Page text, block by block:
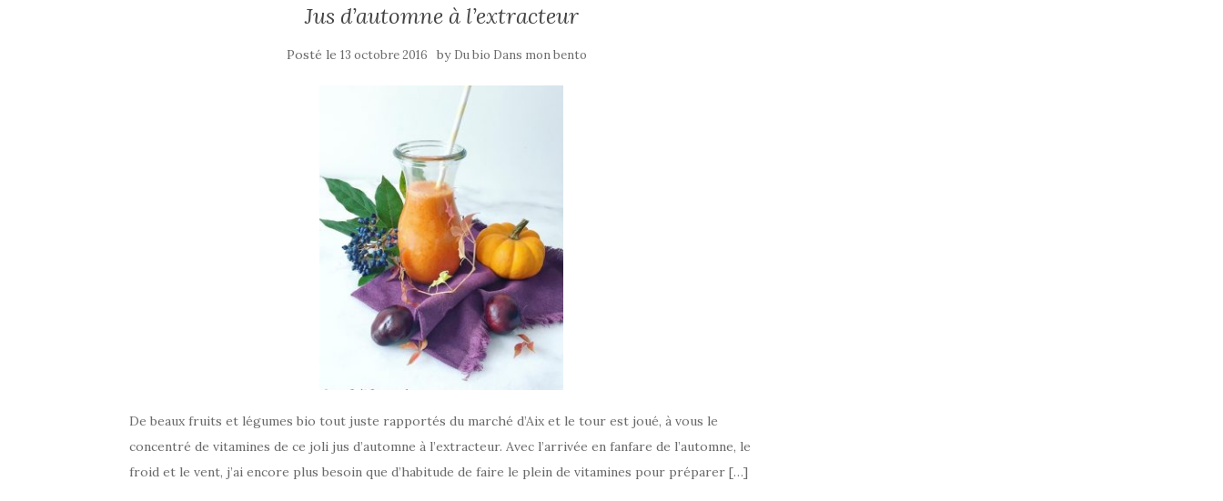
Jus d’automne à l’extracteur
Posté le13 octobre 2016 by Du bio Dans mon bento
De beaux fruits et légumes bio tout juste rapportés du marché d’Aix et le tour est joué, à vous le
concentré de vitamines de ce joli jus d’automne à l’extracteur. Avec l’arrivée en fanfare de l’automne, le
froid et le vent, j’ai encore plus besoin que d’habitude de faire le plein de vitamines pour préparer […]